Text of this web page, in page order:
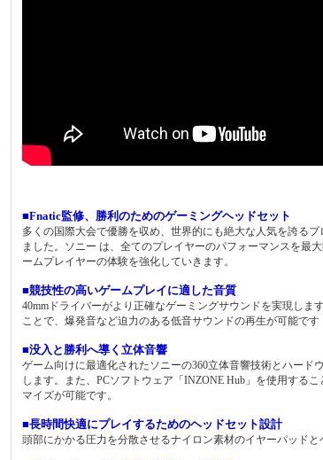
■Fnatic監修、勝利のためのゲーミングヘッドセット
多くの国際大会で優勝を収め、世界的にも絶大な人気を誇る
ました。ソニー は、全てのプレイヤーのパフォーマンスを最
ームプレイヤーの体験を強化していきます。
■競技性の高いゲームプレイに適した音質
40mmドライバーがより正確なゲーミングサウンドを実現し
ことで、爆発音など迫力のある低音サウンドの再生が可能です
■没入と勝利へ導く立体音響
ゲーム向けに最適化されたソニーの360立体音響技術とハー
します。また、PCソフトウェア「INZONE Hub」を使用する
マイズが可能です。
■長時間快適にプレイするためのヘッドセット設計
頭部にかかる圧力を分散させるナイロン素材のイヤーパッド